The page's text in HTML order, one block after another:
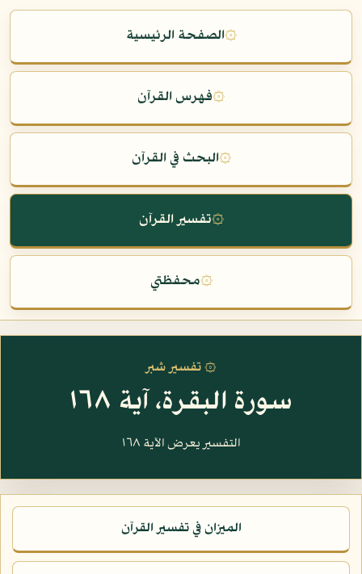
۞الصفحة الرئيسية
۞فهرس القرآن
۞البحث في القرآن
۞تفسير القرآن
۞محفظتي
۞ تفسير شبر
سورة البقرة، آية ١٦٨
التفسير يعرض الآية ١٦٨
الميزان في تفسير القرآن